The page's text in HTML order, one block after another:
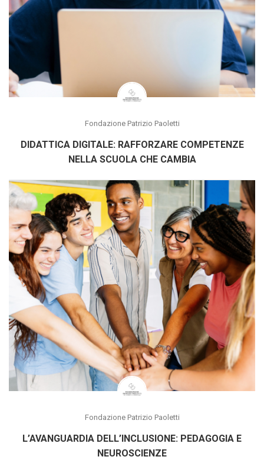
Fondazione Patrizio Paoletti
DIDATTICA DIGITALE: RAFFORZARE COMPETENZE
NELLA SCUOLA CHE CAMBIA
Fondazione Patrizio Paoletti
L’AVANGUARDIA DELL’INCLUSIONE: PEDAGOGIA E
NEUROSCIENZE